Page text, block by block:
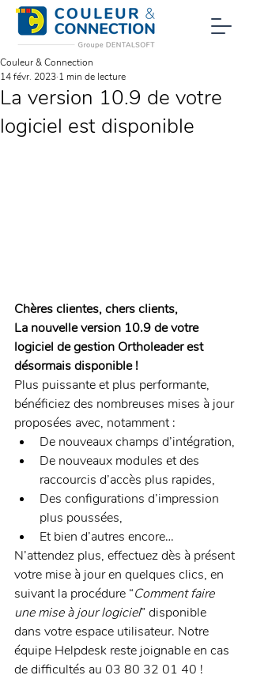
La version 10.9 de votre
logiciel est disponible
Couleur & Connection
14 févr. 2023 1 min de lecture
Chères clientes, chers clients,
La nouvelle version 10.9 de votre
logiciel de gestion Ortholeader est
désormais disponible !
Plus puissante et plus performante,
bénéficiez des nombreuses mises à jour
proposées avec, notamment :
De nouveaux champs d’intégration,
De nouveaux modules et des
raccourcis d’accès plus rapides,
Des configurations d’impression
plus poussées,
Et bien d’autres encore…
N’attendez plus, effectuez dès à présent
votre mise à jour en quelques clics, en
suivant la procédure “Comment faire
une mise à jour logiciel” disponible
dans votre espace utilisateur. Notre
équipe Helpdesk reste joignable en cas
de difficultés au 03 80 32 01 40 !